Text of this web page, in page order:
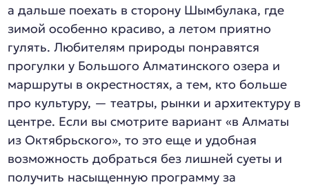
а дальше поехать в сторону Шымбулака, где
зимой особенно красиво, а летом приятно
гулять. Любителям природы понравятся
прогулки у Большого Алматинского озера и
маршруты в окрестностях, а тем, кто больше
про культуру, — театры, рынки и архитектуру в
центре. Если вы смотрите вариант «в Алматы
из Октябрьского», то это еще и удобная
возможность добраться без лишней суеты и
получить насыщенную программу за